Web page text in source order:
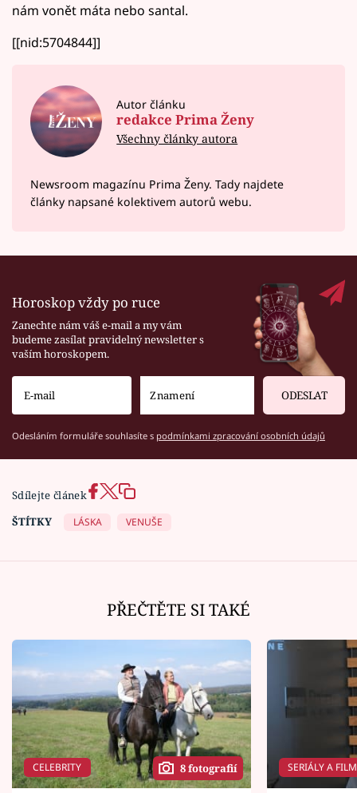
nám vonět máta nebo santal.
[[nid:5704844]]
Autor článku
redakce Prima Ženy
Všechny články autora
Newsroom magazínu Prima Ženy. Tady najdete
články napsané kolektivem autorů webu.
Horoskop vždy po ruce
Zanechte nám váš e-mail a my vám
budeme zasílat pravidelný newsletter s
vaším horoskopem.
ODESLAT
Odesláním formuláře souhlasíte s podmínkami zpracování osobních údajů
Sdílejte článek
ŠTÍTKY
LÁSKA VENUŠE
PŘEČTĚTE SI TAKÉ
CELEBRITY 8 fotografií SERIÁLY A